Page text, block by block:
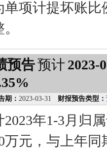
单项计提坏账
预告预计 2023-
期： 2023-03-31 财报预告类型：
2023年1-3月归
万元，与上年同